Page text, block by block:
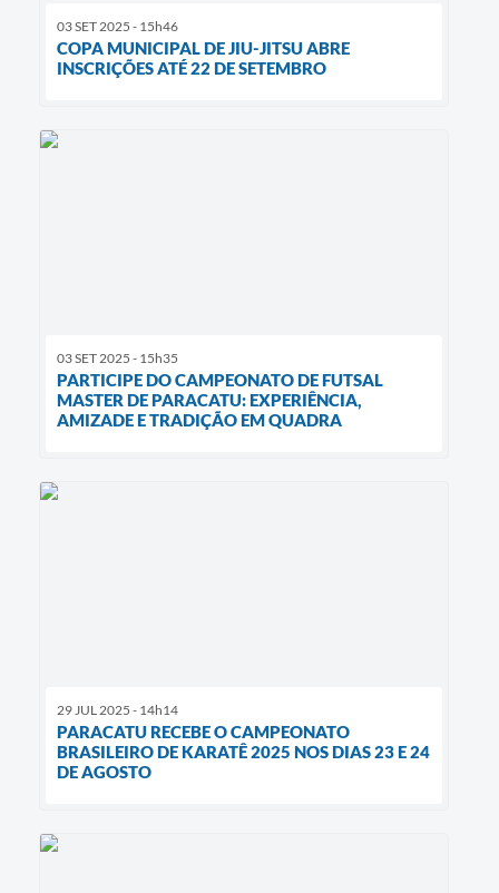
03 SET 2025 - 15h46
COPA MUNICIPAL DE JIU-JITSU ABRE
INSCRIÇÕES ATÉ 22 DE SETEMBRO
03 SET 2025 - 15h35
PARTICIPE DO CAMPEONATO DE FUTSAL
MASTER DE PARACATU: EXPERIÊNCIA,
AMIZADE E TRADIÇÃO EM QUADRA
29 JUL 2025 - 14h14
PARACATU RECEBE O CAMPEONATO
BRASILEIRO DE KARATÊ 2025 NOS DIAS 23 E 24
DE AGOSTO